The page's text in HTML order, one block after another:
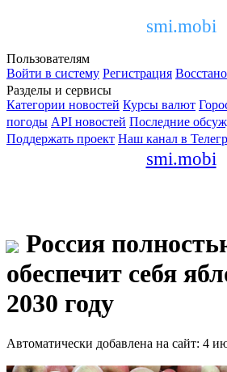
smi.mobi
Пользователям
Войти в систему Регистрация
Разделы и сервисы
Категории новостей Курсы валют
погоды API новостей Последние
Поддержать проект Наш канал в
smi.mobi
Россия
обеспечит себя
2030 году
Автоматически добавлена на сайт: 4